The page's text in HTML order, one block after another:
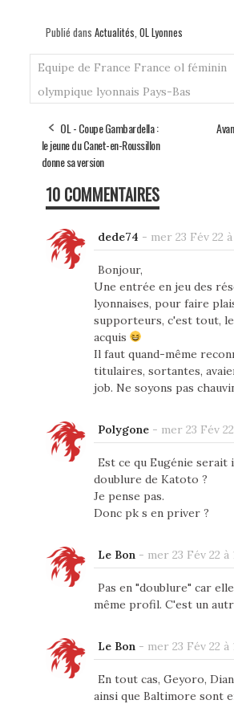
Publié dans Actualités OL Lyonnes
Equipe de France France ol féminin
olympique lyonnais Pays-Bas
OL - Coupe Gambardella :
le jeune du Canet-en-Roussillon
donne sa version
10 COMMENTAIRES
dede74 - mer 23 Fév 22
Bonjour,
Une entrée en jeu des
lyonnaises, pour faire
supporteurs, c'est tout,
acquis
Il faut quand-même
titulaires, sortantes,
job. Ne soyons pas
Polygone- mer 23 Fév
Est ce qu Eugénie serait
doublure de Katoto ?
Je pense pas.
Donc pk s en priver ?
Le Bon - mer 23 Fév 22 à
Pas en "doublure" car
même profil. C'est un
Le Bon - mer 23 Fév 22 à
En tout cas, Geyoro,
ainsi que Baltimore sont